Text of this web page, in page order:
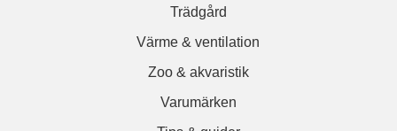
Trädgård
Värme & ventilation
Zoo & akvaristik
Varumärken